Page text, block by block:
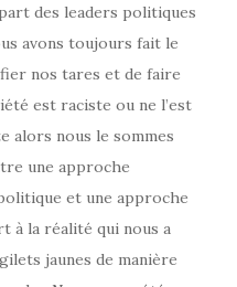
des leaders politiques
avons toujours fait le
nos tares et de faire
est raciste ou ne l’est
alors nous le sommes
une approche
et une approche
à la réalité qui nous a
jaunes de manière